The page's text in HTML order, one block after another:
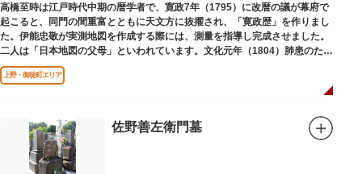
高橋至時は江戸時代中期の暦学者で、寛政7年（1795）に改暦の議が幕府で
起こると、同門の間重富とともに天文方に抜擢され、「寛政歴」を作りまし
た。伊能忠敬が実測地図を作成する際には、測量を指導し完成させました。
二人は「日本地図の父母」といわれています。文化元年（1804）肺患のため
没しました。お墓は源空寺（げんくうじ）にあります。
上野・御徒町エリア
佐野善左衛門墓